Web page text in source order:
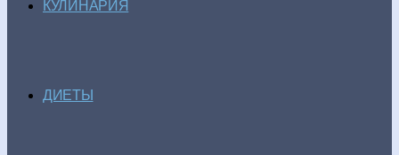
КУЛИНАРИЯ
ДИЕТЫ